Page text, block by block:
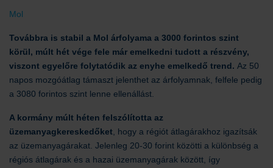
Mol
Továbbra is stabil a Mol árfolyama a 3000 forintos szint
körül, múlt hét vége fele már emelkedni tudott a részvény,
viszont egyelőre folytatódik az enyhe emelkedő trend. Az 50
napos mozgóátlag támaszt jelenthet az árfolyamnak, felfele pedig
a 3080 forintos szint lenne ellenállást.
A kormány múlt héten felszólította az
üzemanyagkereskedőket, hogy a régiót átlagárakhoz igazítsák
az üzemanyagárakat. Jelenleg 20-30 forint közötti a különbség a
régiós átlagárak és a hazai üzemanyagárak között, így